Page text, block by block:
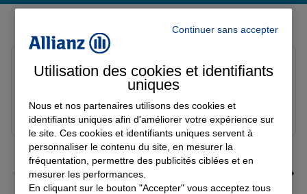
Note de 5 sur 5
Le 06/08/2026 - Agence SOURDEVAL
louna p.
Continuer sans accepter
Utilisation des cookies et identifiants
uniques
Nous et nos partenaires utilisons des cookies et
identifiants uniques afin d'améliorer votre expérience sur
le site. Ces cookies et identifiants uniques servent à
personnaliser le contenu du site, en mesurer la
fréquentation, permettre des publicités ciblées et en
mesurer les performances.
En cliquant sur le bouton "Accepter" vous acceptez tous